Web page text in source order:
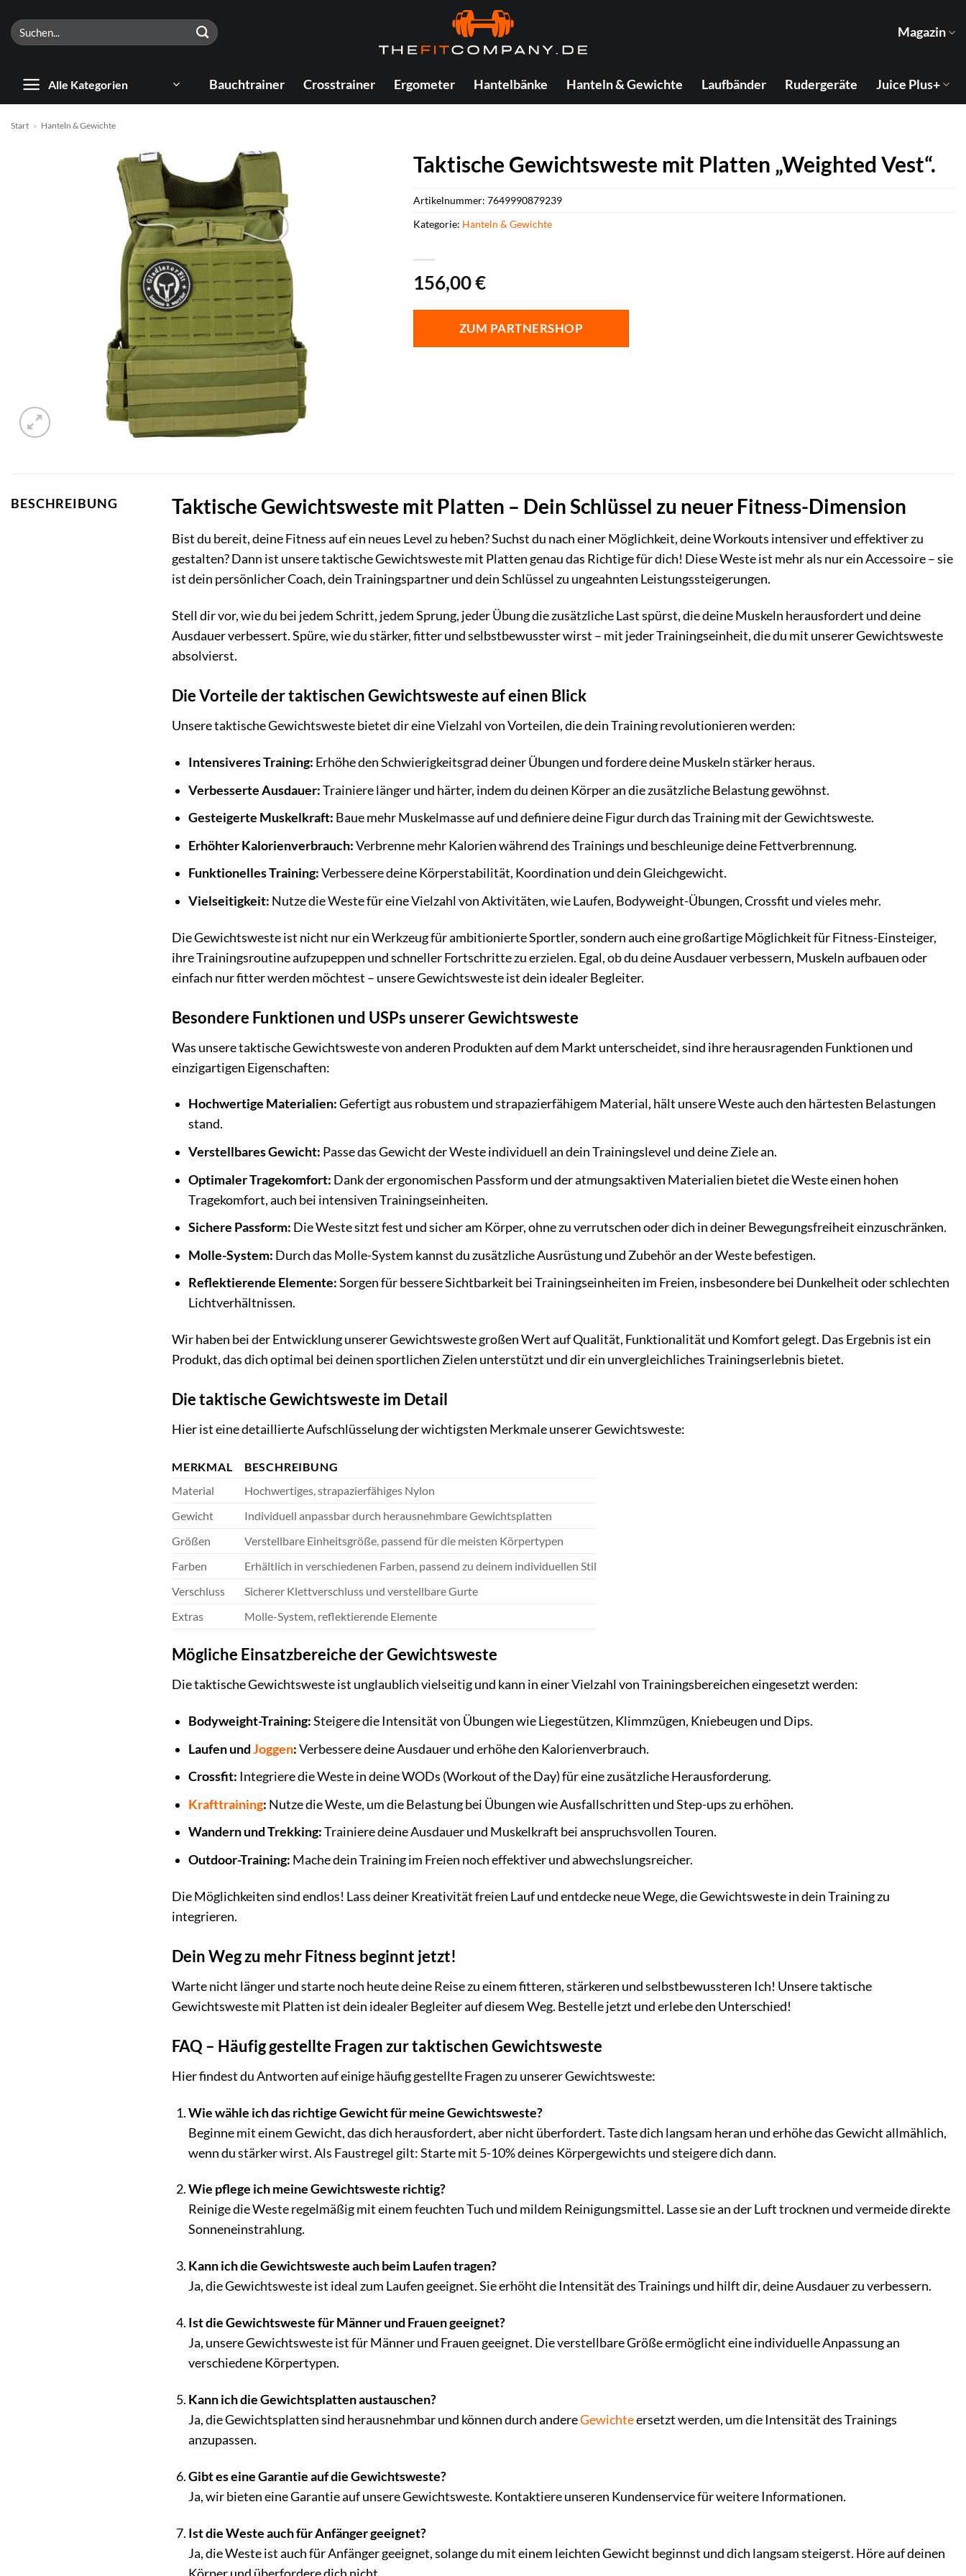
Inhalt
springen
Suchen
nach:
Magazin
Alle Kategorien Bauchtrainer Crosstrainer Ergometer Hantelbänke Hanteln & Gewichte Laufbänder Rudergeräte Juice Plus+
Start » Hanteln & Gewichte
Taktische Gewichtsweste mit Platten „Weighted Vest“.
156,00€
ZUM PARTNERSHOP
Artikelnummer: 7649990879239
Kategorie: Hanteln & Gewichte
BESCHREIBUNG Taktische Gewichtsweste mit Platten – Dein Schlüssel zu neuer Fitness-Dimension
Bist du bereit, deine Fitness auf ein neues Level zu heben? Suchst du nach einer Möglichkeit, deine Workouts intensiver und effektiver zu
gestalten? Dann ist unsere taktische Gewichtsweste mit Platten genau das Richtige für dich! Diese Weste ist mehr als nur ein Accessoire – sie
ist dein persönlicher Coach, dein Trainingspartner und dein Schlüssel zu ungeahnten Leistungssteigerungen.
Stell dir vor, wie du bei jedem Schritt, jedem Sprung, jeder Übung die zusätzliche Last spürst, die deine Muskeln herausfordert und deine
Ausdauer verbessert. Spüre, wie du stärker, fitter und selbstbewusster wirst – mit jeder Trainingseinheit, die du mit unserer Gewichtsweste
absolvierst.
Die Vorteile der taktischen Gewichtsweste auf einen Blick
Unsere taktische Gewichtsweste bietet dir eine Vielzahl von Vorteilen, die dein Training revolutionieren werden:
Intensiveres Training: Erhöhe den Schwierigkeitsgrad deiner Übungen und fordere deine Muskeln stärker heraus.
Verbesserte Ausdauer:Trainiere länger und härter, indem du deinen Körper an die zusätzliche Belastung gewöhnst.
Gesteigerte Muskelkraft: Baue mehr Muskelmasse auf und definiere deine Figur durch das Training mit der Gewichtsweste.
Erhöhter Kalorienverbrauch:Verbrenne mehr Kalorien während des Trainings und beschleunige deine Fettverbrennung.
Funktionelles Training:Verbessere deine Körperstabilität, Koordination und dein Gleichgewicht.
Vielseitigkeit: Nutze die Weste für eine Vielzahl von Aktivitäten, wie Laufen, Bodyweight-Übungen, Crossfit und vieles mehr.
Die Gewichtsweste ist nicht nur ein Werkzeug für ambitionierte Sportler, sondern auch eine großartige Möglichkeit für Fitness-Einsteiger,
ihre Trainingsroutine aufzupeppen und schneller Fortschritte zu erzielen. Egal, ob du deine Ausdauer verbessern, Muskeln aufbauen oder
einfach nur fitter werden möchtest – unsere Gewichtsweste ist dein idealer Begleiter.
Besondere Funktionen und USPs unserer Gewichtsweste
Was unsere taktische Gewichtsweste von anderen Produkten auf dem Markt unterscheidet, sind ihre herausragenden Funktionen und
einzigartigen Eigenschaften:
Hochwertige Materialien:Gefertigt aus robustem und strapazierfähigem Material, hält unsere Weste auch den härtesten Belastungen
stand.
Verstellbares Gewicht: Passe das Gewicht der Weste individuell an dein Trainingslevel und deine Ziele an.
Optimaler Tragekomfort: Dank der ergonomischen Passform und der atmungsaktiven Materialien bietet die Weste einen hohen
Tragekomfort, auch bei intensiven Trainingseinheiten.
Sichere Passform: Die Weste sitzt fest und sicher am Körper, ohne zu verrutschen oder dich in deiner Bewegungsfreiheit einzuschränken.
Molle-System: Durch das Molle-System kannst du zusätzliche Ausrüstung und Zubehör an der Weste befestigen.
Reflektierende Elemente:Sorgen für bessere Sichtbarkeit bei Trainingseinheiten im Freien, insbesondere bei Dunkelheit oder schlechten
Lichtverhältnissen.
Wir haben bei der Entwicklung unserer Gewichtsweste großen Wert auf Qualität, Funktionalität und Komfort gelegt. Das Ergebnis ist ein
Produkt, das dich optimal bei deinen sportlichen Zielen unterstützt und dir ein unvergleichliches Trainingserlebnis bietet.
Die taktische Gewichtsweste im Detail
Hier ist eine detaillierte Aufschlüsselung der wichtigsten Merkmale unserer Gewichtsweste:
MERKMAL
BESCHREIBUNG
Material
Hochwertiges, strapazierfähiges Nylon
Gewicht
Individuell anpassbar durch herausnehmbare Gewichtsplatten
Größen
Verstellbare Einheitsgröße, passend für die meisten Körpertypen
Farben
Erhältlich in verschiedenen Farben, passend zu deinem individuellen Stil
Verschluss
Sicherer Klettverschluss und verstellbare Gurte
Extras
Molle-System, reflektierende Elemente
Mögliche Einsatzbereiche der Gewichtsweste
Die taktische Gewichtsweste ist unglaublich vielseitig und kann in einer Vielzahl von Trainingsbereichen eingesetzt werden:
Bodyweight-Training:Steigere die Intensität von Übungen wie Liegestützen, Klimmzügen, Kniebeugen und Dips.
Laufen undJoggen:Verbessere deine Ausdauer und erhöhe den Kalorienverbrauch.
Crossfit: Integriere die Weste in deine WODs (Workout of the Day) für eine zusätzliche Herausforderung.
Krafttraining: Nutze die Weste, um die Belastung bei Übungen wie Ausfallschritten und Step-ups zu erhöhen.
Wandern und Trekking:Trainiere deine Ausdauer und Muskelkraft bei anspruchsvollen Touren.
Outdoor-Training: Mache dein Training im Freien noch effektiver und abwechslungsreicher.
Die Möglichkeiten sind endlos! Lass deiner Kreativität freien Lauf und entdecke neue Wege, die Gewichtsweste in dein Training zu
integrieren.
Dein Weg zu mehr Fitness beginnt jetzt!
Warte nicht länger und starte noch heute deine Reise zu einem fitteren, stärkeren und selbstbewussteren Ich! Unsere taktische
Gewichtsweste mit Platten ist dein idealer Begleiter auf diesem Weg. Bestelle jetzt und erlebe den Unterschied!
FAQ – Häufig gestellte Fragen zur taktischen Gewichtsweste
Hier findest du Antworten auf einige häufig gestellte Fragen zu unserer Gewichtsweste:
Wie wähle ich das richtige Gewicht für meine Gewichtsweste?
Beginne mit einem Gewicht, das dich herausfordert, aber nicht überfordert. Taste dich langsam heran und erhöhe das Gewicht allmählich,
wenn du stärker wirst. Als Faustregel gilt: Starte mit 5-10% deines Körpergewichts und steigere dich dann.
Wie pflege ich meine Gewichtsweste richtig?
Reinige die Weste regelmäßig mit einem feuchten Tuch und mildem Reinigungsmittel. Lasse sie an der Luft trocknen und vermeide direkte
Sonneneinstrahlung.
Kann ich die Gewichtsweste auch beim Laufen tragen?
Ja, die Gewichtsweste ist ideal zum Laufen geeignet. Sie erhöht die Intensität des Trainings und hilft dir, deine Ausdauer zu verbessern.
Ist die Gewichtsweste für Männer und Frauen geeignet?
Ja, unsere Gewichtsweste ist für Männer und Frauen geeignet. Die verstellbare Größe ermöglicht eine individuelle Anpassung an
verschiedene Körpertypen.
Kann ich die Gewichtsplatten austauschen?
Ja, die Gewichtsplatten sind herausnehmbar und können durch andereGewichteersetzt werden, um die Intensität des Trainings
anzupassen.
Gibt es eine Garantie auf die Gewichtsweste?
Ja, wir bieten eine Garantie auf unsere Gewichtsweste. Kontaktiere unseren Kundenservice für weitere Informationen.
Ist die Weste auch für Anfänger geeignet?
Ja, die Weste ist auch für Anfänger geeignet, solange du mit einem leichten Gewicht beginnst und dich langsam steigerst. Höre auf deinen